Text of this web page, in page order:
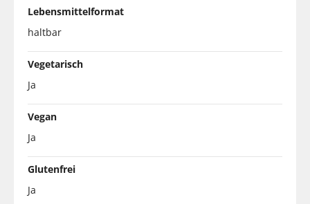
Lebensmittelformat
haltbar
Vegetarisch
Ja
Vegan
Ja
Glutenfrei
Ja